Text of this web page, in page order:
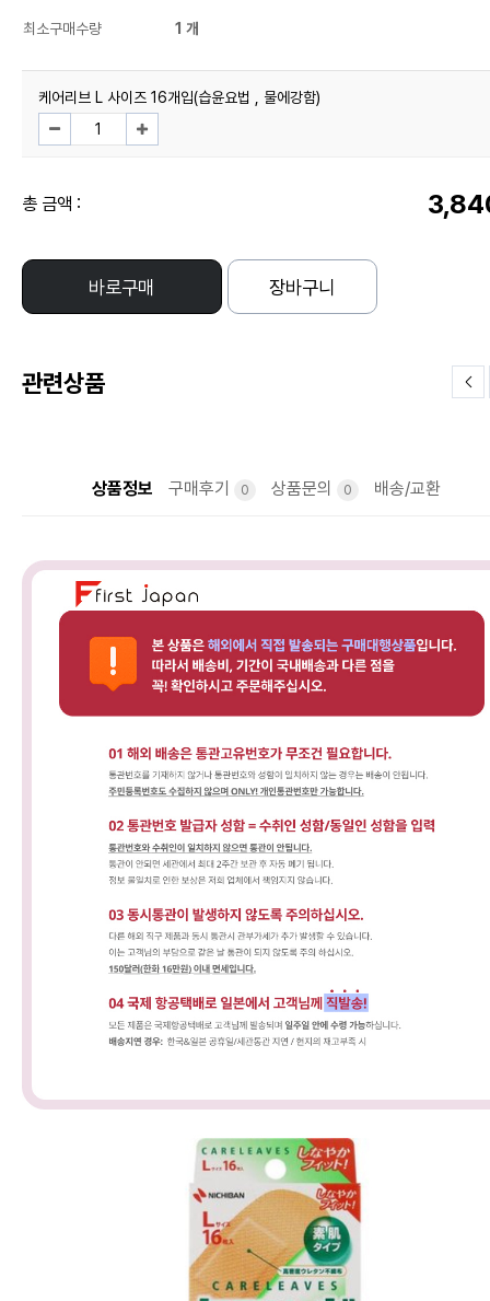
최소구매수량 1 개
케어리브 L 사이즈 16개입(습윤요법 , 물에강함)
총 금액 :
바로구매 장바구니
관련상품
상품정보 구매후기 0 상품문의 0 배송/교환